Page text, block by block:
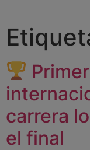
carrera
el final